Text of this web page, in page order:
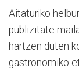
Aitaturiko
publizitate
hartzen duten
gastronomiko